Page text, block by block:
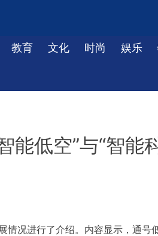
教育 文化 时尚 娱乐
能低空”与“智能
情况进行了介绍。内容显示，通号